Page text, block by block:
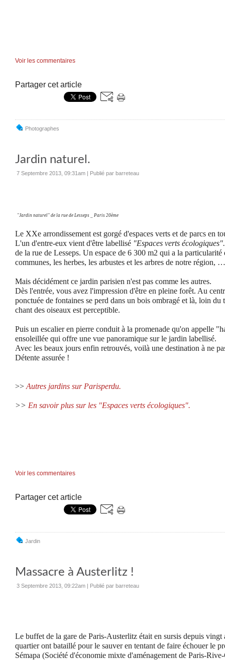
Voir les commentaires
Partager cet article
Photographes
Jardin naturel.
7 Septembre 2013, 09:31am | Publié par barreteau
"Jardin naturel" de la rue de Lesseps _ Paris 20ème
Le XXe arrondissement est gorgé d'espaces verts et de parcs en
L'un d'entre-eux vient d'être labellisé "Espaces verts écologiques".
de la rue de Lesseps. Un espace de 6 300 m2 qui a la particularité
communes, les herbes, les arbustes et les arbres de notre région,
Mais décidément ce jardin parisien n'est pas comme les autres.
Dès l'entrée, vous avez l'impression d'être en pleine forêt. Au
ponctuée de fontaines se perd dans un bois ombragé et là, loin du
chant des oiseaux est perceptible.
Puis un escalier en pierre conduit à la promenade qu'on appelle
ensoleillée qui offre une vue panoramique sur le jardin labellisé.
Avec les beaux jours enfin retrouvés, voilà une destination à ne
Détente assurée !
>> Autres jardins sur Parisperdu.
>> En savoir plus sur les "Espaces verts écologiques".
Voir les commentaires
Partager cet article
Jardin
Massacre à Austerlitz !
3 Septembre 2013, 09:22am | Publié par barreteau
Le buffet de la gare de Paris-Austerlitz était en sursis depuis vingt
quartier ont bataillé pour le sauver en tentant de faire échouer le
Sémapa (Société d'économie mixte d'aménagement de Paris-